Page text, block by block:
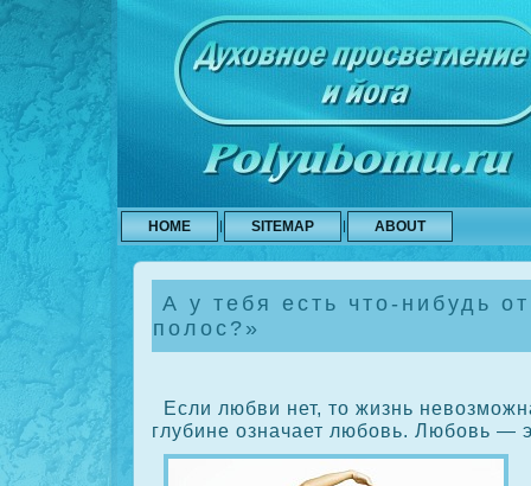
HOME SITEMAP ABOUT
А у тебя есть что-нибудь
полос?»
Если любви нет, то жизнь
глубине означает любовь. Любовь —